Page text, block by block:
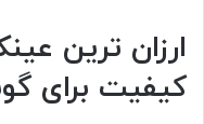
ارزان ترین
کیفیت برای